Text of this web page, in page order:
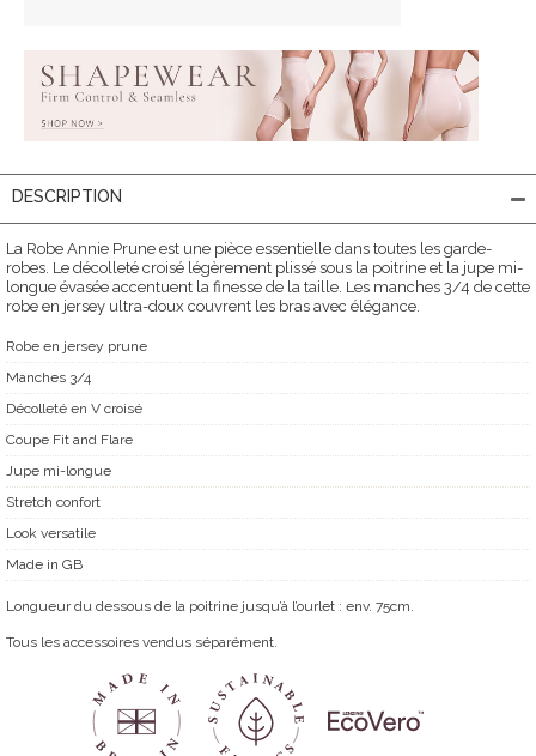
DESCRIPTION
La Robe Annie Prune est une pièce essentielle dans toutes les garde-
robes. Le décolleté croisé légèrement plissé sous la poitrine et la jupe mi-
longue évasée accentuent la finesse de la taille. Les manches 3/4 de cette
robe en jersey ultra-doux couvrent les bras avec élégance.
Robe en jersey prune
Manches 3/4
Décolleté en V croisé
Coupe Fit and Flare
Jupe mi-longue
Stretch confort
Look versatile
Made in GB
Longueur du dessous de la poitrine jusqu’à l’ourlet : env. 75cm.
Tous les accessoires vendus séparément.